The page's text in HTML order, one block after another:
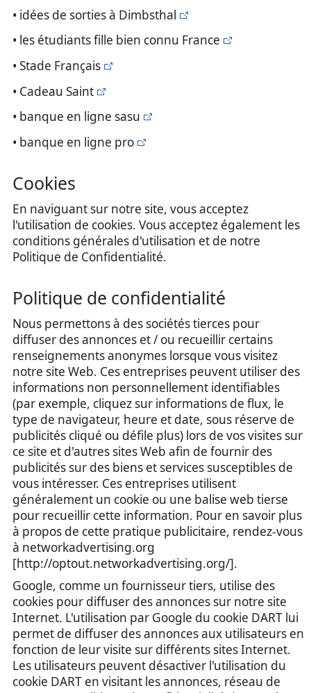
• idées de sorties à Dimbsthal
• les étudiants fille bien connu France
• Stade Français
• Cadeau Saint
• banque en ligne sasu
• banque en ligne pro
Cookies
En naviguant sur notre site, vous acceptez
l'utilisation de cookies. Vous acceptez également les
conditions générales d'utilisation et de notre
Politique de Confidentialité.
Politique de confidentialité
Nous permettons à des sociétés tierces pour
diffuser des annonces et / ou recueillir certains
renseignements anonymes lorsque vous visitez
notre site Web. Ces entreprises peuvent utiliser des
informations non personnellement identifiables
(par exemple, cliquez sur informations de flux, le
type de navigateur, heure et date, sous réserve de
publicités cliqué ou défile plus) lors de vos visites sur
ce site et d'autres sites Web afin de fournir des
publicités sur des biens et services susceptibles de
vous intéresser. Ces entreprises utilisent
généralement un cookie ou une balise web tierse
pour recueillir cette information. Pour en savoir plus
à propos de cette pratique publicitaire, rendez-vous
à networkadvertising.org
[http://optout.networkadvertising.org/].
Google, comme un fournisseur tiers, utilise des
cookies pour diffuser des annonces sur notre site
Internet. L'utilisation par Google du cookie DART lui
permet de diffuser des annonces aux utilisateurs en
fonction de leur visite sur différents sites Internet.
Les utilisateurs peuvent désactiver l'utilisation du
cookie DART en visitant les annonces, réseau de